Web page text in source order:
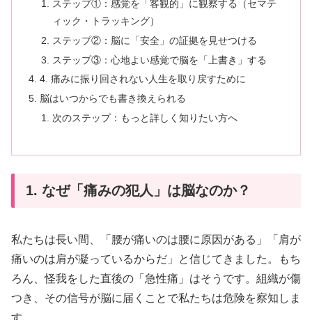
ステップ①：感覚を「客観的」に観察する（セマテ
ィック・トラッキング）
ステップ②：脳に「安全」の証拠を見せつける
ステップ③：心地よい感覚で脳を「上書き」する
4. 痛みに振り回されない人生を取り戻すために
脳はいつからでも書き換えられる
次のステップ：もっと詳しく知りたい方へ
1. なぜ「痛みの犯人」は脳なのか？
私たちは長い間、「腰が痛いのは腰に原因がある」「肩が
痛いのは肩が凝っているからだ」と信じてきました。もち
ろん、怪我をした直後の「急性痛」はそうです。組織が傷
つき、その信号が脳に届くことで私たちは危険を察知しま
す。